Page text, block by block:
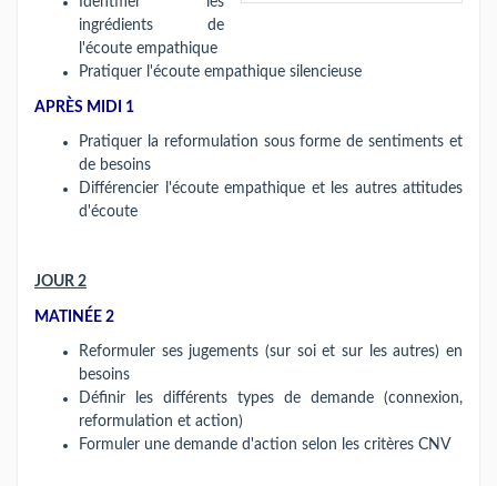
ingrédients de
l'écoute empathique
Pratiquer l'écoute empathique silencieuse
APRÈS MIDI 1
Pratiquer la reformulation sous forme de sentiments et
de besoins
Différencier l'écoute empathique et les autres attitudes
d'écoute
JOUR 2
MATINÉE 2
Reformuler ses jugements (sur soi et sur les autres) en
besoins
Définir les différents types de demande (connexion,
reformulation et action)
Formuler une demande d'action selon les critères CNV